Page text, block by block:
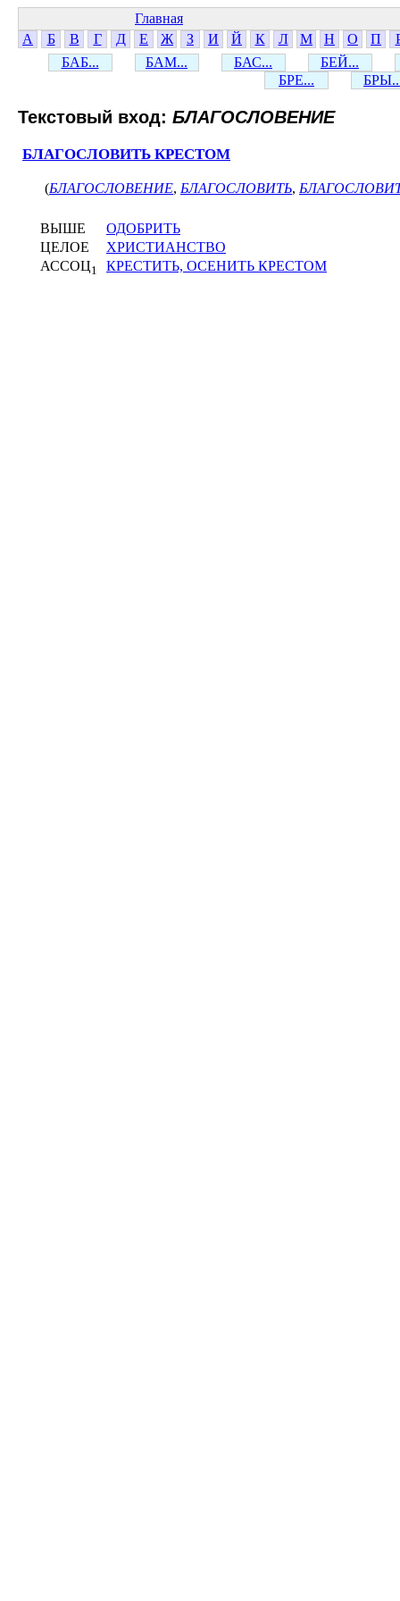
Главная
А
Б В Г Д Е Ж З И Й К Л М Н О П
БАБ...
БАМ... БАС...
БЕЙ...
БРЕ...
Текстовый вход: БЛАГОСЛОВЕНИЕ
БЛАГОСЛОВИТЬ КРЕСТОМ
(БЛАГОСЛОВЕНИЕ, БЛАГОСЛОВИТЬ,
ВЫШЕ
ОДОБРИТЬ
ЦЕЛОЕ
ХРИСТИАНСТВО
АССОЦ1 КРЕСТИТЬ, ОСЕНИТЬ КРЕСТОМ